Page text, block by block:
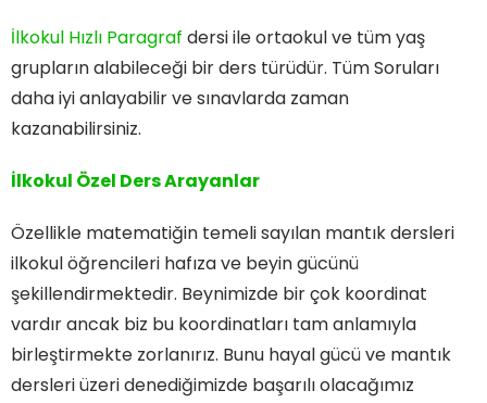
İlkokul Hızlı Paragraf dersi ile ortaokul ve tüm yaş
grupların alabileceği bir ders türüdür. Tüm Soruları
daha iyi anlayabilir ve sınavlarda zaman
kazanabilirsiniz.
İlkokul Özel Ders Arayanlar
Özellikle matematiğin temeli sayılan mantık dersleri
ilkokul öğrencileri hafıza ve beyin gücünü
şekillendirmektedir. Beynimizde bir çok koordinat
vardır ancak biz bu koordinatları tam anlamıyla
birleştirmekte zorlanırız. Bunu hayal gücü ve mantık
dersleri üzeri denediğimizde başarılı olacağımız